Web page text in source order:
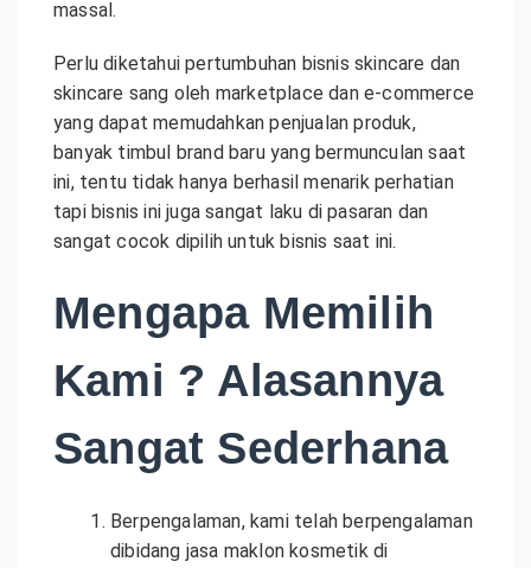
massal.
Perlu diketahui pertumbuhan bisnis skincare dan
skincare sang oleh marketplace dan e-commerce
yang dapat memudahkan penjualan produk,
banyak timbul brand baru yang bermunculan saat
ini, tentu tidak hanya berhasil menarik perhatian
tapi bisnis ini juga sangat laku di pasaran dan
sangat cocok dipilih untuk bisnis saat ini.
Mengapa Memilih
Kami ? Alasannya
Sangat Sederhana
Berpengalaman, kami telah berpengalaman
dibidang jasa maklon kosmetik di